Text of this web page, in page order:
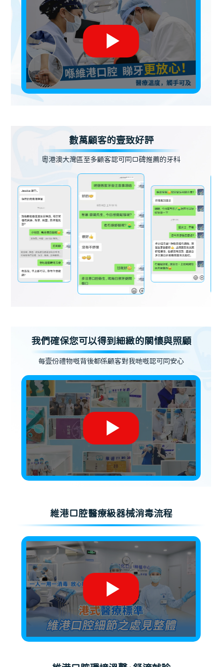
數萬顧客的壹致好評
粵港澳大灣區至多顧客認可同口碑推薦的牙科
我們確保您可以得到細緻的關懷與照顧
每壹份禮物嘅背後都係顧客對我哋嘅認可同安心
維港口腔醫療級器械消毒流程